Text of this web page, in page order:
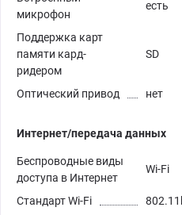
микрофон
есть
Поддержка карт
памяти кард-
ридером
SD
Оптический привод нет
Интернет/передача данных
Беспроводные виды
доступа в Интернет
Wi-Fi
Стандарт Wi-Fi